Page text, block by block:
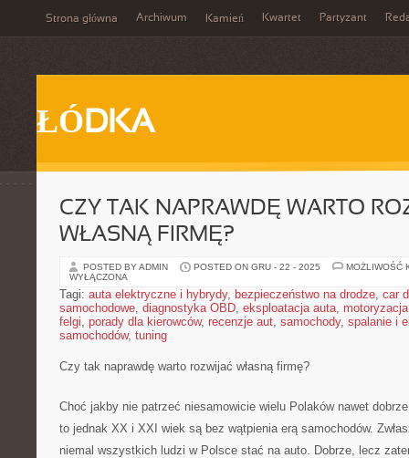
Strona główna Archiwum Kamień Kwartet Partyzant
ŁÓDKA
CZY TAK NAPRAWDĘ WARTO
WŁASNĄ FIRMĘ?
POSTED BY ADMIN POSTED ON GRU - 22 - 2025
MOŻLIWOŚĆ
WYŁĄCZONA
Tagi: auta elektryczne i hybrydy, bezpieczeństwo na drodze, car
samochodowe, diagnostyka OBD, eksploatacja auta, motoryzacja
felgi, porady dla kierowców, recenzje aut, samochody, spalanie i
samochodów, tuning
Czy tak naprawdę warto rozwijać własną firmę?
Choć jakby nie patrzeć niesamowicie wielu Polaków nawet
to jednak XX i XXI wiek są bez wątpienia erą samochodów.
niemal wszystkich ludzi w Polsce stać na auto. Dobrze, lecz